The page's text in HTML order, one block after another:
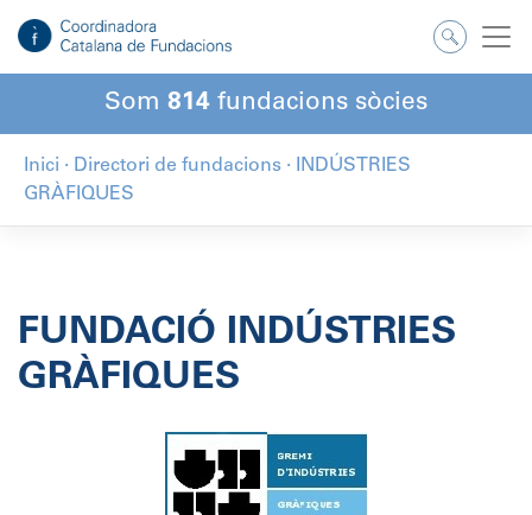
contingut
Som 814 fundacions sòcies
Inici · Directori de fundacions ·
INDÚSTRIES
GRÀFIQUES
FUNDACIÓ INDÚSTRIES
GRÀFIQUES